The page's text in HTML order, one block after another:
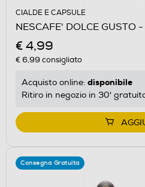
CIALDE E CAPSULE
NESCAFE' DOLCE GUSTO
€ 4,99
€ 6,99 consigliato
Acquisto online: disponibile
Ritiro in negozio in 30'
Consegna Gratuita